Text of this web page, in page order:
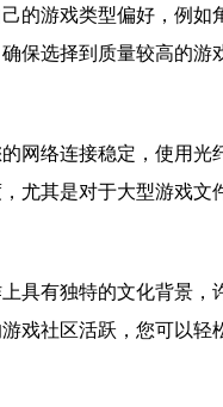
的游戏类型偏好，例
保选择到质量较高的游
网络连接稳定，使用
其是对于大型游戏
具有独特的文化背景
戏社区活跃，您可以轻